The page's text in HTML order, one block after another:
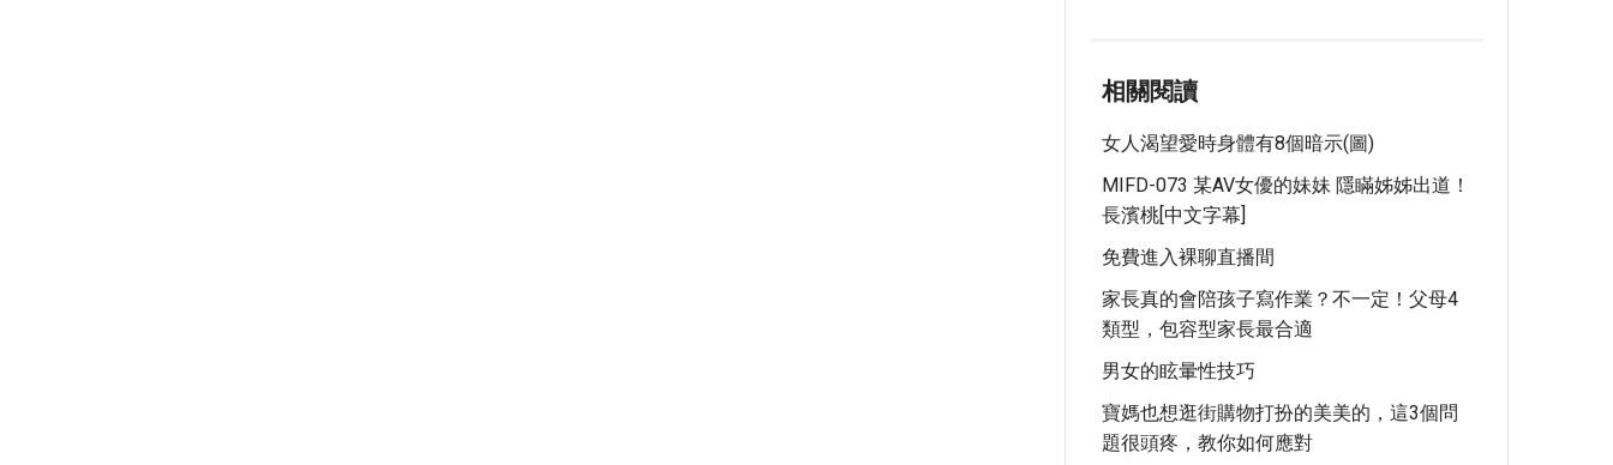
相關閱讀
女人渴望愛時身體有8個暗示(圖)
MIFD-073 某AV女優的妹妹 隱瞞姊姊出道！
長濱桃[中文字幕]
免費進入裸聊直播間
家長真的會陪孩子寫作業？不一定！父母4
類型，包容型家長最合適
男女的眩暈性技巧
寶媽也想逛街購物打扮的美美的，這3個問
題很頭疼，教你如何應對